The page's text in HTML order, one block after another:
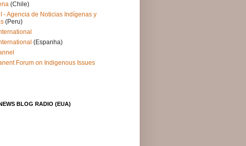
(Chile)
- Agencia de Noticias Indígenas y
(Peru)
(Espanha)
Forum on Indigenous Issues
BLOG RADIO (EUA)